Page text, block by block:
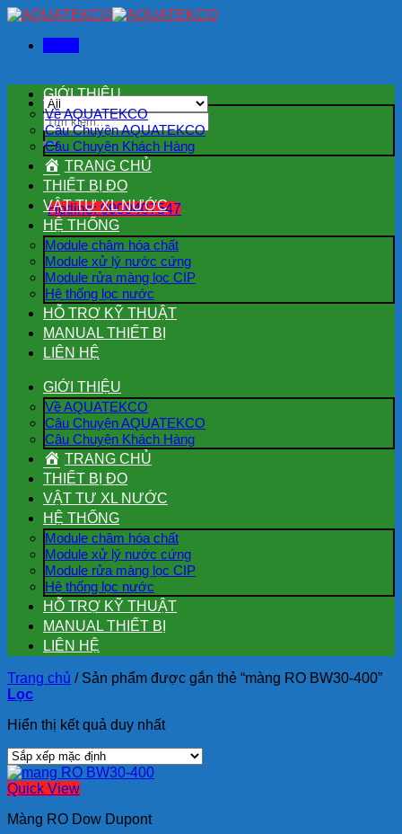
Skip
content
Tìm
kiếm:
Hotline: 0909407547
GIỚI THIỆU
Về AQUATEKCO
Câu Chuyện AQUATEKCO
Câu Chuyện Khách Hàng
TRANG CHỦ
THIẾT BỊ ĐO
VẬT TƯ XL NƯỚC
HỆ THỐNG
Module châm hóa chất
Module xử lý nước cứng
Module rửa màng lọc CIP
Hệ thống lọc nước
HỖ TRỢ KỸ THUẬT
MANUAL THIẾT BỊ
LIÊN HỆ
GIỚI THIỆU
Về AQUATEKCO
Câu Chuyện AQUATEKCO
Câu Chuyện Khách Hàng
TRANG CHỦ
THIẾT BỊ ĐO
VẬT TƯ XL NƯỚC
HỆ THỐNG
Module châm hóa chất
Module xử lý nước cứng
Module rửa màng lọc CIP
Hệ thống lọc nước
HỖ TRỢ KỸ THUẬT
MANUAL THIẾT BỊ
LIÊN HỆ
Trang chủ /Sản phẩm được gắn thẻ “màng RO BW30-400”
Lọc
Hiển thị kết quả duy nhất
Quick View
Màng RO Dow Dupont